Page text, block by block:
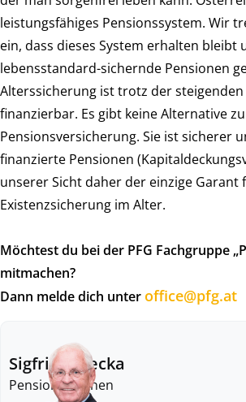
leistungsfähiges Pensionssystem. Wir
ein, dass dieses System erhalten bleibt
lebensstandard-sichernde Pensionen
Alterssicherung ist trotz der
finanzierbar. Es gibt keine Alternative
Pensionsversicherung. Sie ist sicherer
finanzierte Pensionen
unserer Sicht daher der einzige Garant
Existenzsicherung im Alter.
Möchtest du bei der PFG Fachgruppe
mitmachen?
Dann melde dich unter office@pfg.at
Sigfried Klecka
Pensionist_Innen